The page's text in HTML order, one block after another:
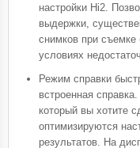
настройки Hi2.
выдержки,
снимков при
условиях
Режим справки
встроенная
который вы хотите
оптимизируются
результатов. На